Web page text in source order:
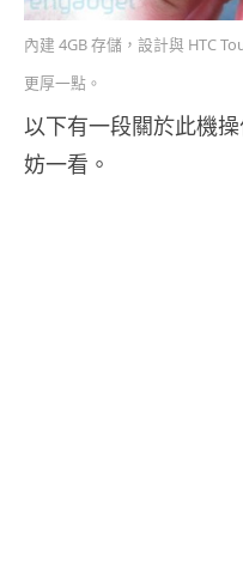
內建 4GB 存儲，設計與 HTC
更厚一點。
以下有一段關於此機
妨一看。